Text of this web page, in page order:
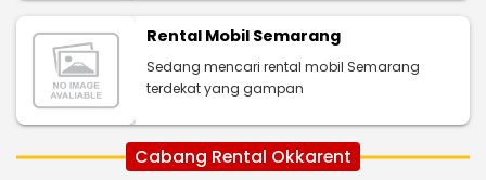
Rental Mobil Semarang
Sedang mencari rental mobil Semarang
terdekat yang gampan
Cabang Rental Okkarent